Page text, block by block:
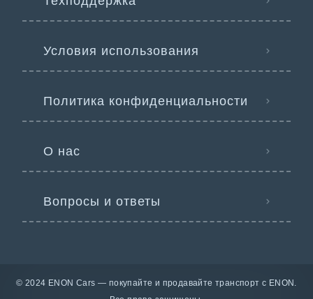
Условия использования
Политика конфиденциальности
О нас
Вопросы и ответы
© 2024 ENON Cars — покупайте и продавайте транспорт с ENON.